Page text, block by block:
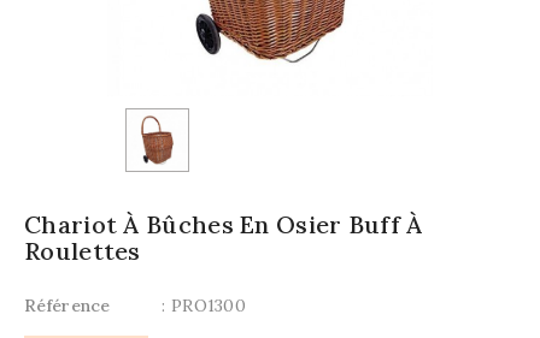
Chariot À Bûches En Osier Buff À
Roulettes
Référence : PRO1300